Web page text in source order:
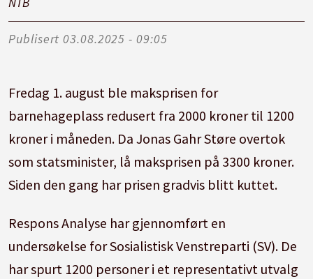
Publisert 03.08.2025 - 09:05
Fredag 1. august ble maksprisen for
barnehageplass redusert fra 2000 kroner til 1200
kroner i måneden. Da Jonas Gahr Støre overtok
som statsminister, lå maksprisen på 3300 kroner.
Siden den gang har prisen gradvis blitt kuttet.
Respons Analyse har gjennomført en
undersøkelse for Sosialistisk Venstreparti (SV). De
har spurt 1200 personer i et representativt utvalg